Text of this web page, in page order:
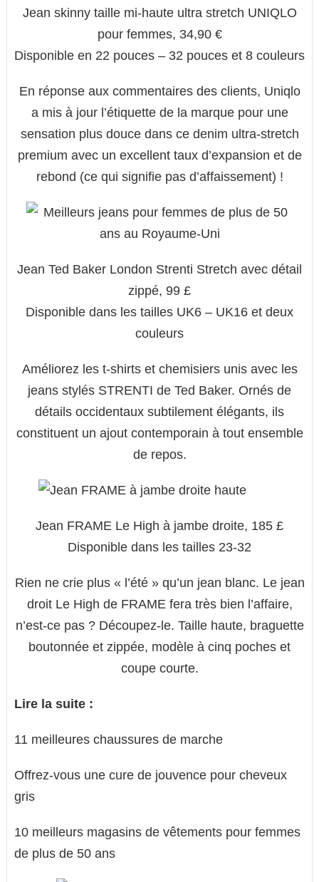
Jean skinny taille mi-haute ultra stretch UNIQLO
pour femmes, 34,90 €
Disponible en 22 pouces – 32 pouces et 8 couleurs
En réponse aux commentaires des clients, Uniqlo
a mis à jour l’étiquette de la marque pour une
sensation plus douce dans ce denim ultra-stretch
premium avec un excellent taux d’expansion et de
rebond (ce qui signifie pas d’affaissement) !
Jean Ted Baker London Strenti Stretch avec détail
zippé, 99 £
Disponible dans les tailles UK6 – UK16 et deux
couleurs
Améliorez les t-shirts et chemisiers unis avec les
jeans stylés STRENTI de Ted Baker. Ornés de
détails occidentaux subtilement élégants, ils
constituent un ajout contemporain à tout ensemble
de repos.
Jean FRAME Le High à jambe droite, 185 £
Disponible dans les tailles 23-32
Rien ne crie plus « l’été » qu’un jean blanc. Le jean
droit Le High de FRAME fera très bien l’affaire,
n’est-ce pas ? Découpez-le. Taille haute, braguette
boutonnée et zippée, modèle à cinq poches et
coupe courte.
Lire la suite :
11 meilleures chaussures de marche
Offrez-vous une cure de jouvence pour cheveux
gris
10 meilleurs magasins de vêtements pour femmes
de plus de 50 ans